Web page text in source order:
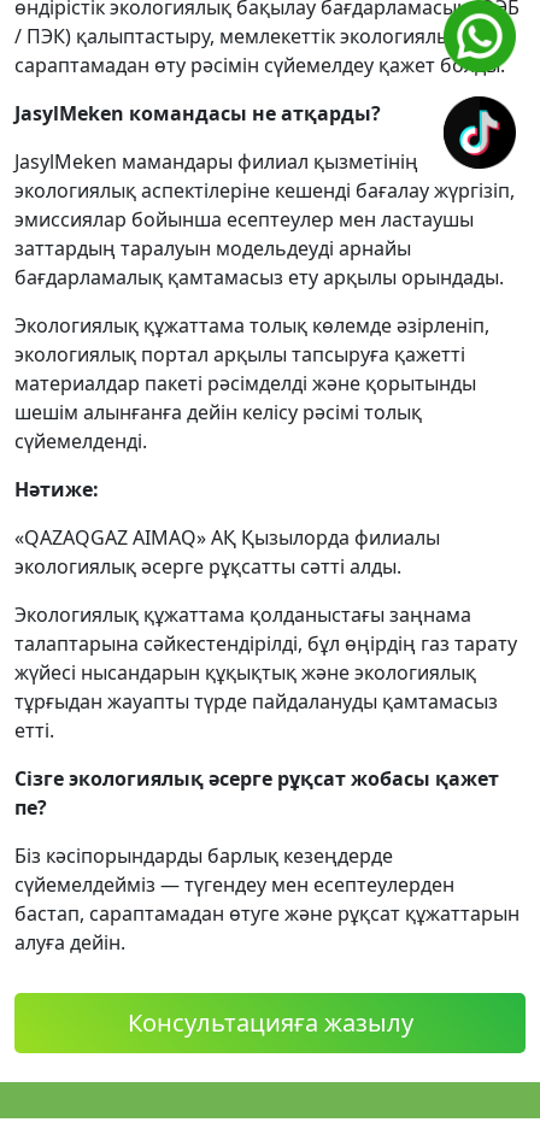
өндірістік экологиялық бақылау бағдарламасын (ӨЭБ
/ ПЭК) қалыптастыру, мемлекеттік экологиялық
сараптамадан өту рәсімін сүйемелдеу қажет болды.
JasylMeken командасы не атқарды?
JasylMeken мамандары филиал қызметінің
экологиялық аспектілеріне кешенді бағалау жүргізіп,
эмиссиялар бойынша есептеулер мен ластаушы
заттардың таралуын модельдеуді арнайы
бағдарламалық қамтамасыз ету арқылы орындады.
Экологиялық құжаттама толық көлемде әзірленіп,
экологиялық портал арқылы тапсыруға қажетті
материалдар пакеті рәсімделді және қорытынды
шешім алынғанға дейін келісу рәсімі толық
сүйемелденді.
Нәтиже:
«QAZAQGAZ AIMAQ» АҚ Қызылорда филиалы
экологиялық әсерге рұқсатты сәтті алды.
Экологиялық құжаттама қолданыстағы заңнама
талаптарына сәйкестендірілді, бұл өңірдің газ тарату
жүйесі нысандарын құқықтық және экологиялық
тұрғыдан жауапты түрде пайдалануды қамтамасыз
етті.
Сізге экологиялық әсерге рұқсат жобасы қажет
пе?
Біз кәсіпорындарды барлық кезеңдерде
сүйемелдейміз — түгендеу мен есептеулерден
бастап, сараптамадан өтуге және рұқсат құжаттарын
алуға дейін.
Консультацияға жазылу